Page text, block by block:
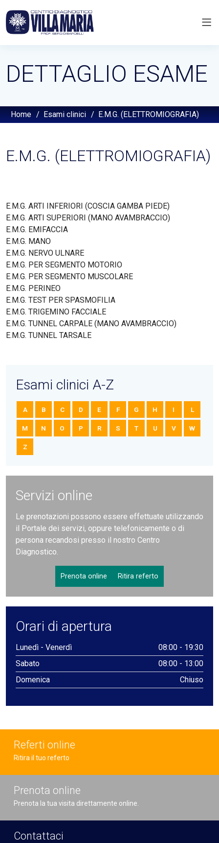
DETTAGLIO ESAME
Home / Esami clinici / E.M.G. (ELETTROMIOGRAFIA)
E.M.G. (ELETTROMIOGRAFIA)
E.M.G. ARTI INFERIORI (COSCIA GAMBA PIEDE)
E.M.G. ARTI SUPERIORI (MANO AVAMBRACCIO)
E.M.G. EMIFACCIA
E.M.G. MANO
E.M.G. NERVO ULNARE
E.M.G. PER SEGMENTO MOTORIO
E.M.G. PER SEGMENTO MUSCOLARE
E.M.G. PERINEO
E.M.G. TEST PER SPASMOFILIA
E.M.G. TRIGEMINO FACCIALE
E.M.G. TUNNEL CARPALE (MANO AVAMBRACCIO)
E.M.G. TUNNEL TARSALE
Esami clinici A-Z
A B C D E F G H I L
M N O P R S T U V W
Z
Servizi online
Le prenotazioni possono essere effettuate utilizzando
il Portale dei servizi, oppure telefonicamente o di
persona recandosi presso il nostro Centro
Diagnostico.
Prenota online Ritira referto
Orari di apertura
Lunedì - Venerdì
08:00 - 19:30
Sabato
08:00 - 13:00
Domenica
Chiuso
Referti online
Ritira il tuo referto
Prenota online
Prenota la tua visita direttamente online.
Contattaci